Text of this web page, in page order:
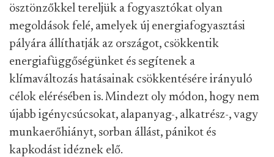
ösztönzőkkel tereljük a fogyasztókat olyan
megoldások felé, amelyek új energiafogyasztási
pályára állíthatják az országot, csökkentik
energiafüggőségünket és segítenek a
klímaváltozás hatásainak csökkentésére irányuló
célok elérésében is. Mindezt oly módon, hogy nem
újabb igénycsúcsokat, alapanyag-, alkatrész-, vagy
munkaerőhiányt, sorban állást, pánikot és
kapkodást idéznek elő.